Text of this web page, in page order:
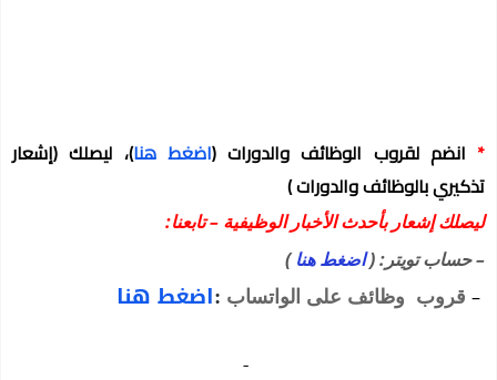
* انضم لقروب الوظائف والدورات(اضغط هنا)، ليصلك (إشعار
تذكيري بالوظائف والدورات )
ليصلك إشعار بأحدث الأخبار الوظيفية – تابعنا:
– حساب تويتر: (اضغط هنا)
– قروب وظائف على الواتساب :اضغط هنا
-‏